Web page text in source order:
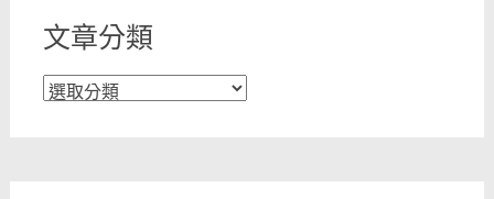
文章分類
文